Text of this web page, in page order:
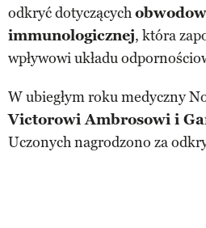
odkryć dotyczących
immunologicznej, która
wpływowi układu
W ubiegłym roku medyczny
Victorowi Ambrosowi i
Uczonych nagrodzono za